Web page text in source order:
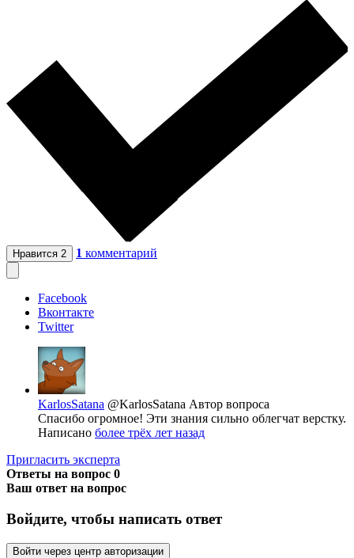
Нравится 2 1 комментарий
Facebook
Вконтакте
Twitter
KarlosSatana @KarlosSatana Автор вопроса
Спасибо огромное! Эти знания сильно облегчат верстку.
Написано более трёх лет назад
Пригласить эксперта
Ответы на вопрос 0
Ваш ответ на вопрос
Войдите, чтобы написать ответ
Войти через центр авторизации